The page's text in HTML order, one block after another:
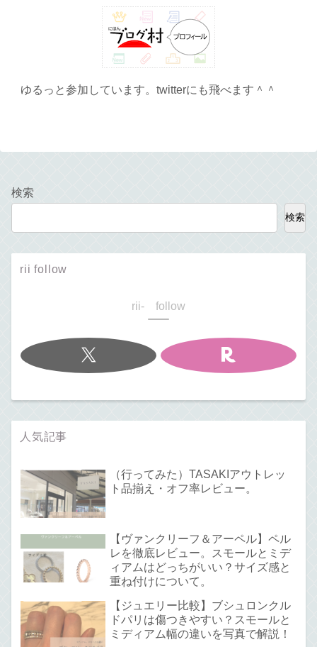
ゆるっと参加しています。twitterにも飛べます＾＾
検索
検索
rii follow
rii- follow
人気記事
（行ってみた）TASAKIアウトレッ
ト品揃え・オフ率レビュー。
【ヴァンクリーフ＆アーペル】ペル
レを徹底レビュー。スモールとミデ
ィアムはどっちがいい？サイズ感と
重ね付けについて。
【ジュエリー比較】ブシュロンクル
ドパリは傷つきやすい？スモールと
ミディアム幅の違いを写真で解説！